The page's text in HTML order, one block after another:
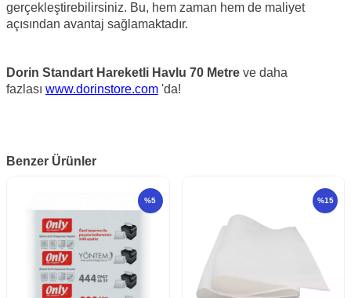
gerçekleştirebilirsiniz. Bu, hem zaman hem de maliyet
açısından avantaj sağlamaktadır.
Dorin Standart Hareketli Havlu 70 Metre ve daha
fazlası www.dorinstore.com 'da!
Benzer Ürünler
%5 %15